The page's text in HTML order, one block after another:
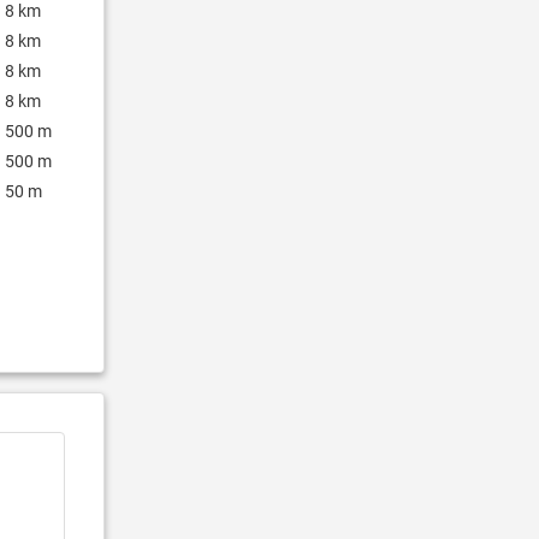
8 km
8 km
8 km
8 km
500 m
500 m
50 m